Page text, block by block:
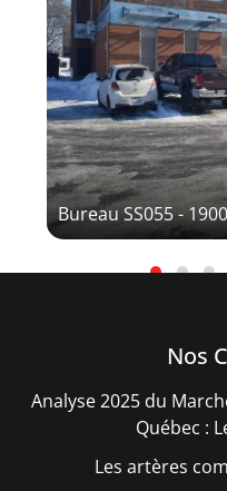
Bureau SS055 -
Nos
Analyse 2025 du
Québec :
Les artères